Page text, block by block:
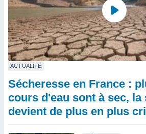
ACTUALITÉ
Sécheresse en France :
cours d'eau sont à sec, la
devient de plus en plus